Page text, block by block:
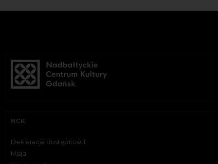
NCK
Deklaracja dostępności
Misja